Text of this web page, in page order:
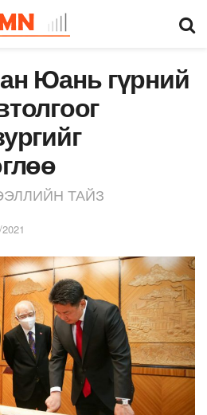
Юань гүрний
ТАЙЗ